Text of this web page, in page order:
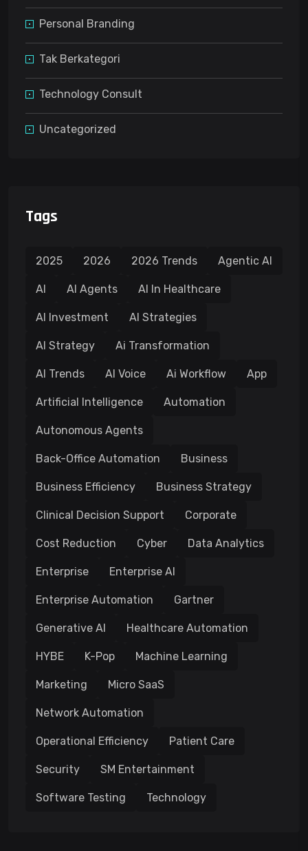
Personal Branding
Tak Berkategori
Technology Consult
Uncategorized
Tags
2025 2026 2026 Trends Agentic AI
AI AI Agents AI In Healthcare
AI Investment AI Strategies
AI Strategy Ai Transformation
AI Trends AI Voice Ai Workflow App
Artificial Intelligence Automation
Autonomous Agents
Back-Office Automation Business
Business Efficiency Business Strategy
Clinical Decision Support Corporate
Cost Reduction Cyber Data Analytics
Enterprise Enterprise AI
Enterprise Automation Gartner
Generative AI Healthcare Automation
HYBE K-Pop Machine Learning
Marketing Micro SaaS
Network Automation
Operational Efficiency Patient Care
Security SM Entertainment
Software Testing Technology